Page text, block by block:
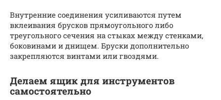
Внутренние соединения усиливаются путем
вклеивания брусков прямоугольного либо
треугольного сечения на стыках между стенками,
боковинами и днищем. Бруски дополнительно
закрепляются винтами или гвоздями.
Делаем ящик для инструментов
самостоятельно